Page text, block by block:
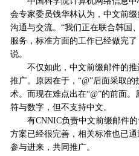
会专家委员钱华林认为，中文前
沟通与交流。“我们正在联合韩国
服务，标准方面的工作已经做完
说。
不仅如此，中文前缀邮件的推
推广。原因在于，“@”后面采取
术。而现在难点出在“@”的前面
符与数字，但不支持中文。
有CNNIC负责中文前缀邮件的
方案已经很完善，相关标准也已
参与进来，共同推广。